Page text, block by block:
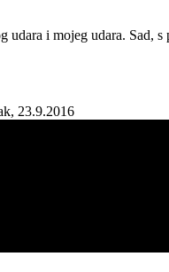
udara i mojeg udara. Sad,
23.9.2016